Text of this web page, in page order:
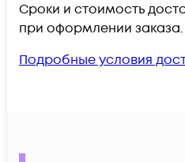
Сроки и стоимость
при оформлении заказа.
Подробные условия